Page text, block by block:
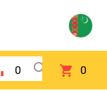
0 0